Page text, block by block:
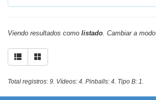
Viendo resultados como listado. Cambiar a modo
Total registros: 9. Vídeos: 4. Pinballs: 4. Tipo B: 1.